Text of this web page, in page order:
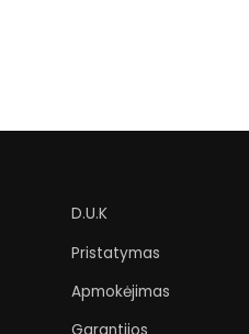
D.U.K
Pristatymas
Apmokėjimas